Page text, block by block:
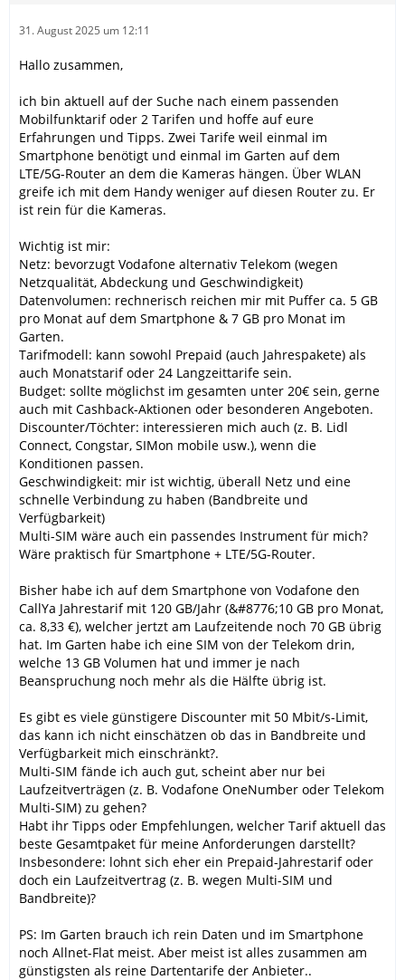
31. August 2025 um 12:11
Hallo zusammen,
ich bin aktuell auf der Suche nach einem passenden
Mobilfunktarif oder 2 Tarifen und hoffe auf eure
Erfahrungen und Tipps. Zwei Tarife weil einmal im
Smartphone benötigt und einmal im Garten auf dem
LTE/5G-Router an dem die Kameras hängen. Über WLAN
greife ich mit dem Handy weniger auf diesen Router zu. Er
ist rein für die Kameras.
Wichtig ist mir:
Netz: bevorzugt Vodafone alternativ Telekom (wegen
Netzqualität, Abdeckung und Geschwindigkeit)
Datenvolumen: rechnerisch reichen mir mit Puffer ca. 5 GB
pro Monat auf dem Smartphone & 7 GB pro Monat im
Garten.
Tarifmodell: kann sowohl Prepaid (auch Jahrespakete) als
auch Monatstarif oder 24 Langzeittarife sein.
Budget: sollte möglichst im gesamten unter 20€ sein, gerne
auch mit Cashback-Aktionen oder besonderen Angeboten.
Discounter/Töchter: interessieren mich auch (z. B. Lidl
Connect, Congstar, SIMon mobile usw.), wenn die
Konditionen passen.
Geschwindigkeit: mir ist wichtig, überall Netz und eine
schnelle Verbindung zu haben (Bandbreite und
Verfügbarkeit)
Multi-SIM wäre auch ein passendes Instrument für mich?
Wäre praktisch für Smartphone + LTE/5G-Router.
Bisher habe ich auf dem Smartphone von Vodafone den
CallYa Jahrestarif mit 120 GB/Jahr (&#8776;10 GB pro Monat,
ca. 8,33 €), welcher jertzt am Laufzeitende noch 70 GB übrig
hat. Im Garten habe ich eine SIM von der Telekom drin,
welche 13 GB Volumen hat und immer je nach
Beanspruchung noch mehr als die Hälfte übrig ist.
Es gibt es viele günstigere Discounter mit 50 Mbit/s-Limit,
das kann ich nicht einschätzen ob das in Bandbreite und
Verfügbarkeit mich einschränkt?.
Multi-SIM fände ich auch gut, scheint aber nur bei
Laufzeitverträgen (z. B. Vodafone OneNumber oder Telekom
Multi-SIM) zu gehen?
Habt ihr Tipps oder Empfehlungen, welcher Tarif aktuell das
beste Gesamtpaket für meine Anforderungen darstellt?
Insbesondere: lohnt sich eher ein Prepaid-Jahrestarif oder
doch ein Laufzeitvertrag (z. B. wegen Multi-SIM und
Bandbreite)?
PS: Im Garten brauch ich rein Daten und im Smartphone
noch Allnet-Flat meist. Aber meist ist alles zusammen am
günstigsten als reine Dartentarife der Anbieter..